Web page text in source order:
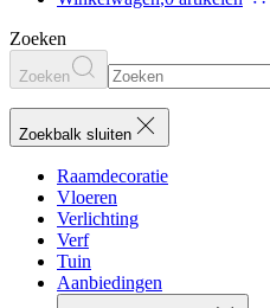
Zoeken
Zoeken
Zoekbalk sluiten
Raamdecoratie
Vloeren
Verlichting
Verf
Tuin
Aanbiedingen